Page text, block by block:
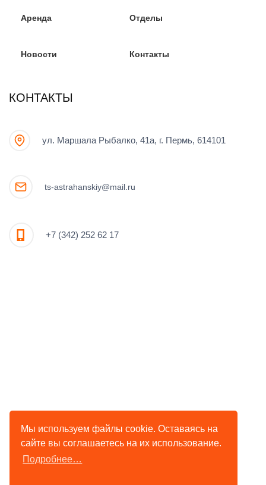
Аренда Отделы
Новости Контакты
КОНТАКТЫ
ул. Маршала Рыбалко, 41а, г. Пермь, 614101
ts-astrahanskiy@mail.ru
+7 (342) 252 62 17
Мы используем файлы cookie. Оставаясь на
сайте вы соглашаетесь на их использование.
Подробнее…